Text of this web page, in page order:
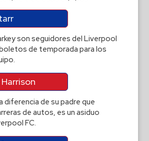
son seguidores del Liverpool
de temporada para los
diferencia de su padre que
de autos, es un asiduo
FC.